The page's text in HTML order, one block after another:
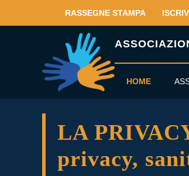
RASSEGNE STAMPA
HOME
LA
privacy,